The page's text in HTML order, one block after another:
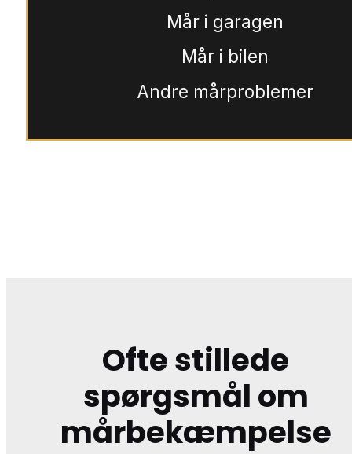
Mår i garagen
Mår i bilen
Andre mårproblemer
Ofte stillede
spørgsmål om
mårbekæmpelse